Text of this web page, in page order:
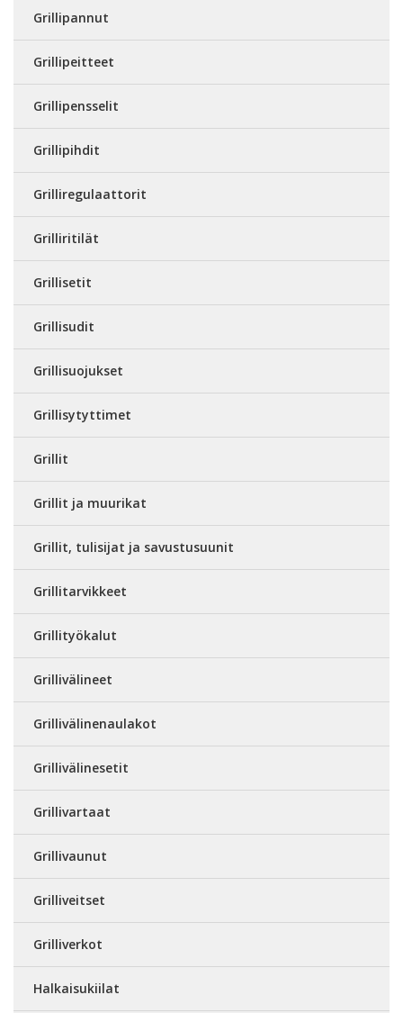
Grillipannut
Grillipeitteet
Grillipensselit
Grillipihdit
Grilliregulaattorit
Grilliritilät
Grillisetit
Grillisudit
Grillisuojukset
Grillisytyttimet
Grillit
Grillit ja muurikat
Grillit, tulisijat ja savustusuunit
Grillitarvikkeet
Grillityökalut
Grillivälineet
Grillivälinenaulakot
Grillivälinesetit
Grillivartaat
Grillivaunut
Grilliveitset
Grilliverkot
Halkaisukiilat